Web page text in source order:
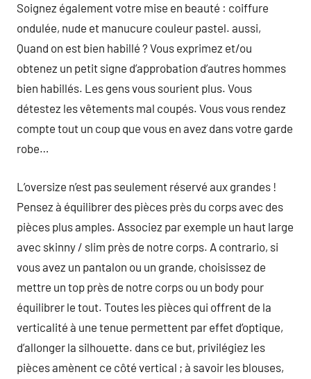
Soignez également votre mise en beauté : coiffure
ondulée, nude et manucure couleur pastel. aussi,
Quand on est bien habillé ? Vous exprimez et/ou
obtenez un petit signe d’approbation d’autres hommes
bien habillés. Les gens vous sourient plus. Vous
détestez les vêtements mal coupés. Vous vous rendez
compte tout un coup que vous en avez dans votre garde
robe…
L’oversize n’est pas seulement réservé aux grandes !
Pensez à équilibrer des pièces près du corps avec des
pièces plus amples. Associez par exemple un haut large
avec skinny / slim près de notre corps. A contrario, si
vous avez un pantalon ou un grande, choisissez de
mettre un top près de notre corps ou un body pour
équilibrer le tout. Toutes les pièces qui offrent de la
verticalité à une tenue permettent par effet d’optique,
d’allonger la silhouette. dans ce but, privilégiez les
pièces amènent ce côté vertical ; à savoir les blouses,